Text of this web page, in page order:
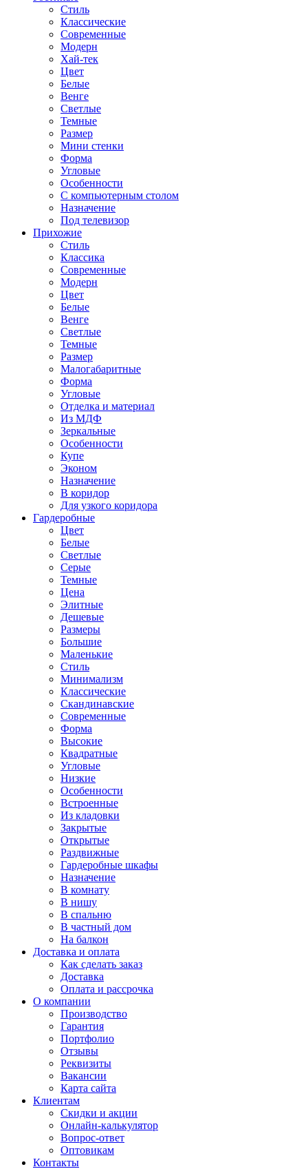
Стиль
Классические
Современные
Модерн
Хай-тек
Цвет
Белые
Венге
Светлые
Темные
Размер
Мини стенки
Форма
Угловые
Особенности
С компьютерным столом
Назначение
Под телевизор
Прихожие
Стиль
Классика
Современные
Модерн
Цвет
Белые
Венге
Светлые
Темные
Размер
Малогабаритные
Форма
Угловые
Отделка и материал
Из МДФ
Зеркальные
Особенности
Купе
Эконом
Назначение
В коридор
Для узкого коридора
Гардеробные
Цвет
Белые
Светлые
Серые
Темные
Цена
Элитные
Дешевые
Размеры
Большие
Маленькие
Стиль
Минимализм
Классические
Скандинавские
Современные
Форма
Высокие
Квадратные
Угловые
Низкие
Особенности
Встроенные
Из кладовки
Закрытые
Открытые
Раздвижные
Гардеробные шкафы
Назначение
В комнату
В нишу
В спальню
В частный дом
На балкон
Доставка и оплата
Как сделать заказ
Доставка
Оплата и рассрочка
О компании
Производство
Гарантия
Портфолио
Отзывы
Реквизиты
Вакансии
Карта сайта
Клиентам
Скидки и акции
Онлайн-калькулятор
Вопрос-ответ
Оптовикам
Контакты